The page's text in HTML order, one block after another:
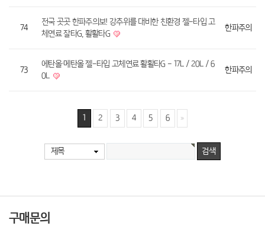
74
전국 곳곳 한파주의보! 강추위를 대비한 친환경 젤-타입 고
체연료 잘타G, 활활타G
한파주의
73
에탄올·메탄올 젤-타입 고체연료 활활타G - 17L / 20L / 6
0L
한파주의
1 2 3 4 5 6
제목
구매문의